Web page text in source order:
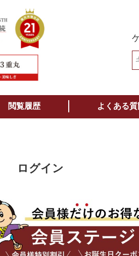
検索
閲覧履歴 よくある質
ログイン